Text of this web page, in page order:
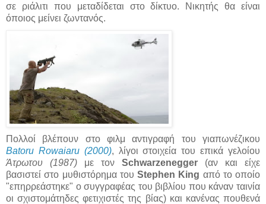
σε ριάλιτι που μεταδίδεται στο δίκτυο. Νικητής θα είναι
όποιος μείνει ζωντανός.
Πολλοί βλέπουν στο φιλμ αντιγραφή του γιαπωνέζικου
Batoru Rowaiaru (2000), λίγοι στοιχεία του επικά γελοίου
Άτρωτου (1987) με τον Schwarzenegger (αν και είχε
βασιστεί στο μυθιστόρημα του Stephen King από το οποίο
"επηρρεάστηκε" ο συγγραφέας του βιβλίου που κάναν ταινία
οι σχιστομάτηδες φετιχιστές της βίας) και κανένας πουθενά